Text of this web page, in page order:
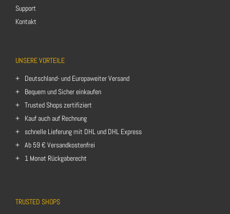
Support
Kontakt
UNSERE VORTEILE
Deutschland- und Europaweiter Versand
Bequem und Sicher einkaufen
Trusted Shops zertifiziert
Kauf auch auf Rechnung
schnelle Lieferung mit DHL und DHL Express
Ab 59 € Versandkostenfrei
1 Monat Rückgaberecht
TRUSTED SHOPS